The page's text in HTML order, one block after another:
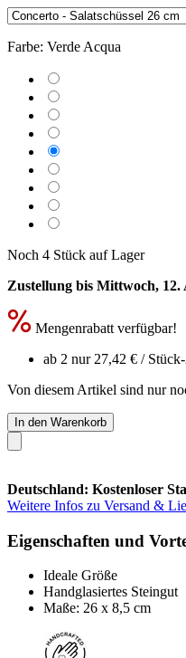
Farbe: Verde Acqua
Noch 4 Stück auf Lager
Zustellung bis Mittwoch, 12.
Mengenrabatt verfügbar!
ab 2 nur 27,42 € / Stück
Von diesem Artikel sind nur
In den Warenkorb
Deutschland: Kostenloser
Weitere Infos zu Versand &
Eigenschaften und
Ideale Größe
Handglasiertes Steingut
Maße: 26 x 8,5 cm